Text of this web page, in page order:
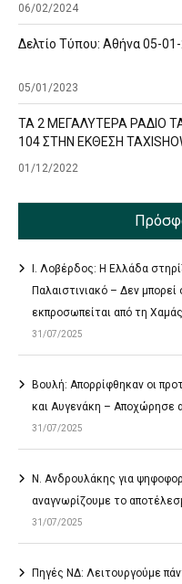
06/02/2024
Δελτίο Τύπου: Αθήνα 05-
05/01/2023
ΤΑ 2 ΜΕΓΑΛΥΤΕΡΑ ΡΑΔΙΟ
104 ΣΤΗΝ ΕΚΘΕΣΗ
01/12/2022
Ι. Λοβέρδος: Η Ελλάδα
Παλαιστινιακό – Δεν μπορεί
εκπροσωπείται από τη Χαμάς
31/07/2025
Βουλή: Απορρίφθηκαν οι
και Αυγενάκη – Αποχώρησε
31/07/2025
Ν. Ανδρουλάκης για
αναγνωρίζουμε το
31/07/2025
Πηγές ΝΔ: Λειτουργούμε